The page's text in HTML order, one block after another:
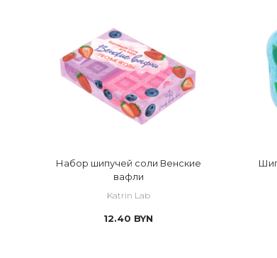
Набор шипучей соли Венские
вафли
Katrin Lab
12.40 BYN